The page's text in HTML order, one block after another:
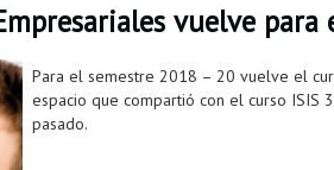
vuelve para
Para el semestre 2018 – 20 vuelve el
espacio que compartió con el curso ISIS
pasado.